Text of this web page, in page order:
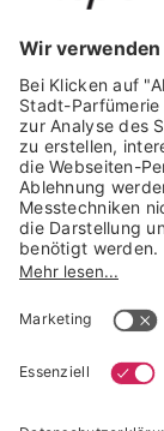
Trusted Shops
* unverbindliche